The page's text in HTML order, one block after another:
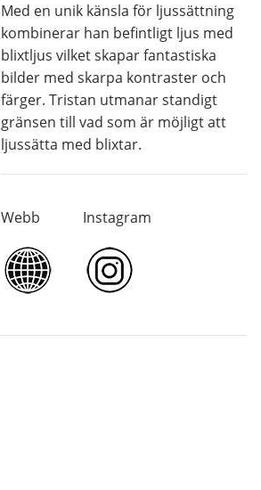
Med en unik känsla för ljussättning
kombinerar han befintligt ljus med
blixtljus vilket skapar fantastiska
bilder med skarpa kontraster och
färger. Tristan utmanar standigt
gränsen till vad som är möjligt att
ljussätta med blixtar.
Webb Instagram